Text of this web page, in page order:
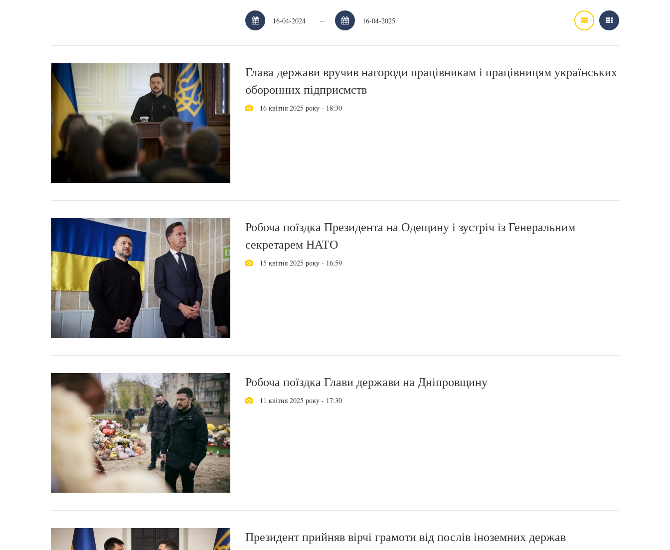
–
Глава держави вручив нагороди працівникам і працівницям українських
оборонних підприємств
16 квітня 2025 року - 18:30
Робоча поїздка Президента на Одещину і зустріч із Генеральним
секретарем НАТО
15 квітня 2025 року - 16:59
Робоча поїздка Глави держави на Дніпровщину
11 квітня 2025 року - 17:30
Президент прийняв вірчі грамоти від послів іноземних держав